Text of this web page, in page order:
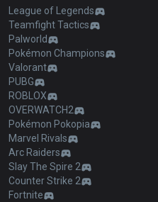
League of Legends
Teamfight Tactics
Palworld
Pokémon Champions
Valorant
PUBG
ROBLOX
OVERWATCH2
Pokémon Pokopia
Marvel Rivals
Arc Raiders
Slay The Spire 2
Counter Strike 2
Fortnite